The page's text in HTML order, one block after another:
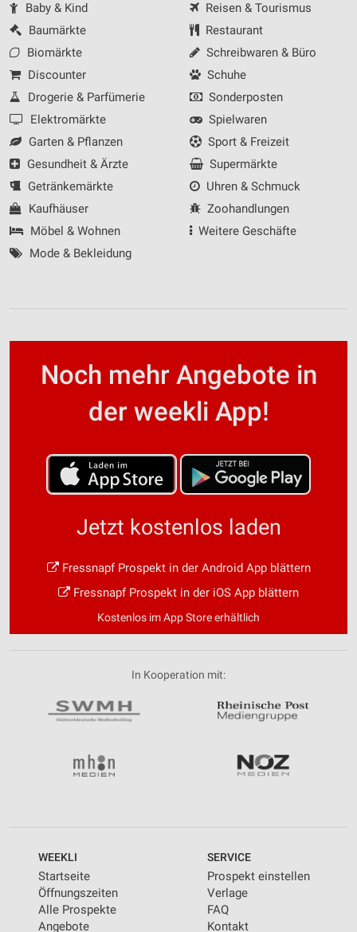
Baby & Kind
Baumärkte
Biomärkte
Discounter
Drogerie & Parfümerie
Elektromärkte
Garten & Pflanzen
Gesundheit & Ärzte
Getränkemärkte
Kaufhäuser
Möbel & Wohnen
Mode & Bekleidung
Reisen & Tourismus
Restaurant
Schreibwaren & Büro
Schuhe
Sonderposten
Spielwaren
Sport & Freizeit
Supermärkte
Uhren & Schmuck
Zoohandlungen
Weitere Geschäfte
Noch mehr Angebote in
der weekli App!
Jetzt kostenlos laden
Fressnapf Prospekt in der Android App blättern
Fressnapf Prospekt in der iOS App blättern
Kostenlos im App Store erhältlich
In Kooperation mit:
WEEKLI
Startseite
Öffnungszeiten
Alle Prospekte
Angebote
SERVICE
Prospekt einstellen
Verlage
FAQ
Kontakt